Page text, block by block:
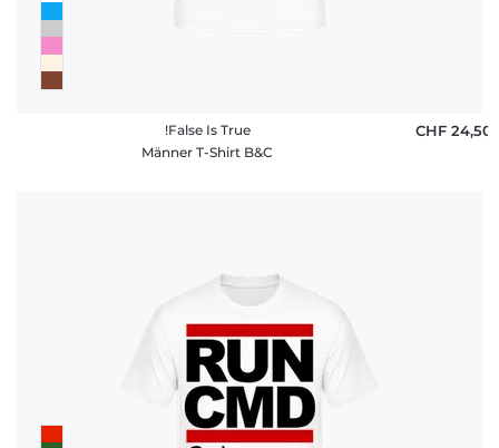
!False Is True
Männer T-Shirt B&C
CHF 24,50